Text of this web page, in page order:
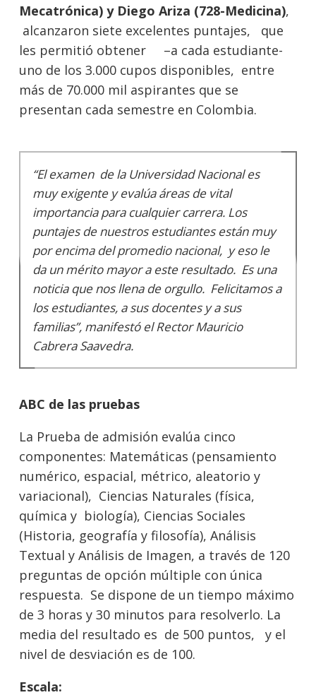
Mecatrónica) y Diego Ariza (728-Medicina),
alcanzaron siete excelentes puntajes, que
les permitió obtener –a cada estudiante-
uno de los 3.000 cupos disponibles, entre
más de 70.000 mil aspirantes que se
presentan cada semestre en Colombia.
“El examen de la Universidad Nacional es
muy exigente y evalúa áreas de vital
importancia para cualquier carrera. Los
puntajes de nuestros estudiantes están muy
por encima del promedio nacional, y eso le
da un mérito mayor a este resultado. Es una
noticia que nos llena de orgullo. Felicitamos a
los estudiantes, a sus docentes y a sus
familias”, manifestó el Rector Mauricio
Cabrera Saavedra.
ABC de las pruebas
La Prueba de admisión evalúa cinco
componentes: Matemáticas (pensamiento
numérico, espacial, métrico, aleatorio y
variacional), Ciencias Naturales (física,
química y biología), Ciencias Sociales
(Historia, geografía y filosofía), Análisis
Textual y Análisis de Imagen, a través de 120
preguntas de opción múltiple con única
respuesta. Se dispone de un tiempo máximo
de 3 horas y 30 minutos para resolverlo. La
media del resultado es de 500 puntos, y el
nivel de desviación es de 100.
Escala: